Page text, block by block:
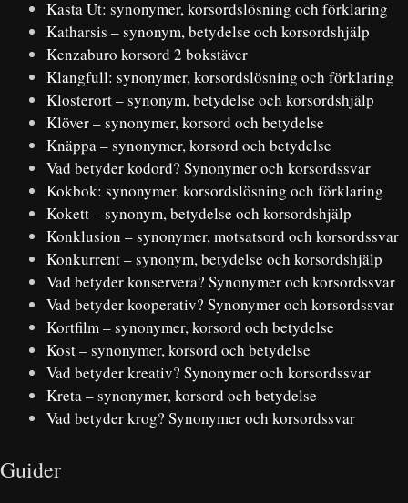
Kasta Ut: synonymer, korsordslösning och förklaring
Katharsis – synonym, betydelse och korsordshjälp
Kenzaburo korsord 2 bokstäver
Klangfull: synonymer, korsordslösning och förklaring
Klosterort – synonym, betydelse och korsordshjälp
Klöver – synonymer, korsord och betydelse
Knäppa – synonymer, korsord och betydelse
Vad betyder kodord? Synonymer och korsordssvar
Kokbok: synonymer, korsordslösning och förklaring
Kokett – synonym, betydelse och korsordshjälp
Konklusion – synonymer, motsatsord och korsordssvar
Konkurrent – synonym, betydelse och korsordshjälp
Vad betyder konservera? Synonymer och korsordssvar
Vad betyder kooperativ? Synonymer och korsordssvar
Kortfilm – synonymer, korsord och betydelse
Kost – synonymer, korsord och betydelse
Vad betyder kreativ? Synonymer och korsordssvar
Kreta – synonymer, korsord och betydelse
Vad betyder krog? Synonymer och korsordssvar
Guider